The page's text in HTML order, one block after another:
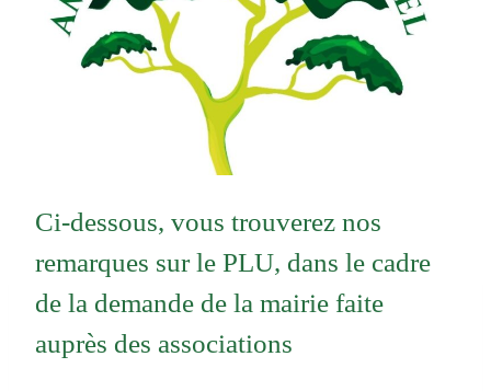
Ci-dessous, vous trouverez nos
remarques sur le PLU, dans le cadre
de la demande de la mairie faite
auprès des associations